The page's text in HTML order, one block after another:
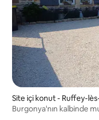
Site içi konut - Ruffey-
Burgonya'nın kalbinde